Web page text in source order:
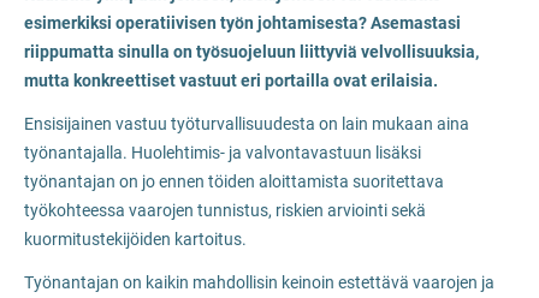
esimerkiksi operatiivisen työn johtamisesta? Asemastasi
riippumatta sinulla on työsuojeluun liittyviä velvollisuuksia,
mutta konkreettiset vastuut eri portailla ovat erilaisia.
Ensisijainen vastuu työturvallisuudesta on lain mukaan aina
työnantajalla. Huolehtimis- ja valvontavastuun lisäksi
työnantajan on jo ennen töiden aloittamista suoritettava
työkohteessa vaarojen tunnistus, riskien arviointi sekä
kuormitustekijöiden kartoitus.
Työnantajan on kaikin mahdollisin keinoin estettävä vaarojen ja